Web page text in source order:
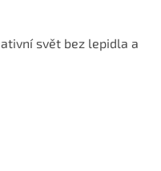
svět bez lepidla a